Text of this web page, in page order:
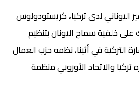
اليوناني لدى تركيا، كريستودولوس
خلفية سماح اليونان بتنظيم
التركية في أثينا، نظمه حزب العمال
تركيا والاتحاد الأوروبي منظمة